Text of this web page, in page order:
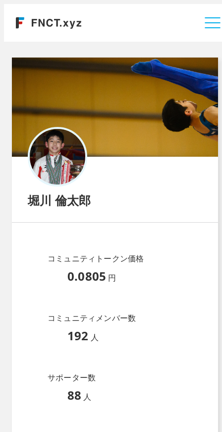
堀川 倫太郎
コミュニティトークン価格
0.0805 円
コミュニティメンバー数
192 人
サポーター数
88 人